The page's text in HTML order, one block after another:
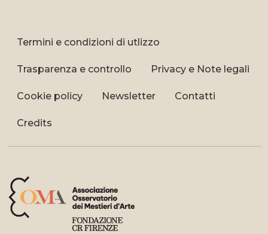
Termini e condizioni di utlizzo
Trasparenza e controllo Privacy e Note legali
Cookie policy Newsletter Contatti
Credits